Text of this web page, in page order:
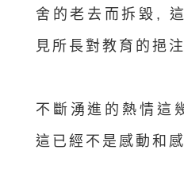
舍的老去而拆毀,
見所長對教育的挹
不斷湧進的熱情這
這已經不是感動和